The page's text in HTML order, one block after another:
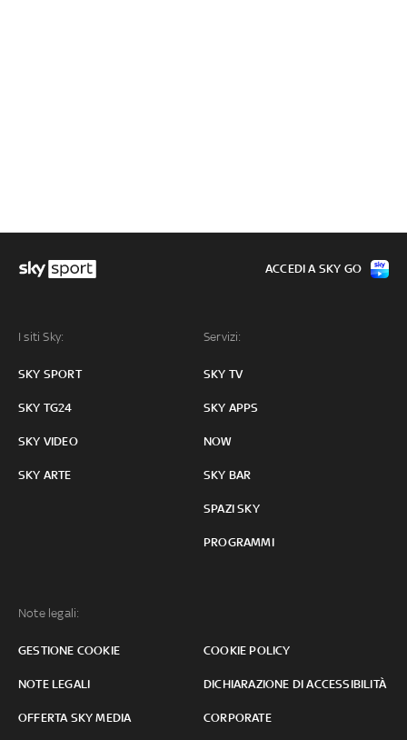
I siti Sky:
SKY SPORT
SKY TG24
SKY VIDEO
SKY ARTE
Servizi:
SKY TV
SKY APPS
NOW
SKY BAR
SPAZI SKY
PROGRAMMI
Note legali:
GESTIONE COOKIE COOKIE POLICY
NOTE LEGALI DICHIARAZIONE DI ACCESSIBILITÀ
OFFERTA SKY MEDIA CORPORATE
ACCEDI A SKY GO